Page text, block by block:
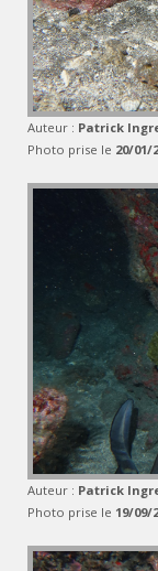
Auteur : Patrick
Photo prise le 20/01/
Auteur : Patrick
Photo prise le 19/09/